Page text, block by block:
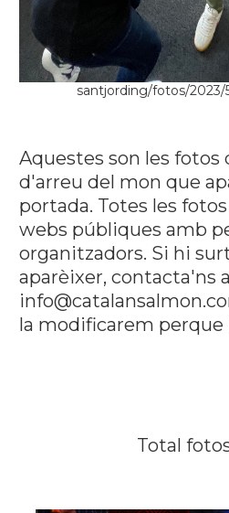
santjording/fotos/2023/
Aquestes son les fotos
d'arreu del mon que
portada. Totes les
webs públiques amb
organitzadors. Si hi
aparèixer, contacta'ns a
la modificarem perque
Total